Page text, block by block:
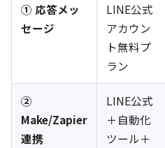
① 応答メッ
セージ
LINE公式
アカウン
ト無料プ
ラン
②
Make/Zapier
連携
LINE公式
＋自動化
ツール＋